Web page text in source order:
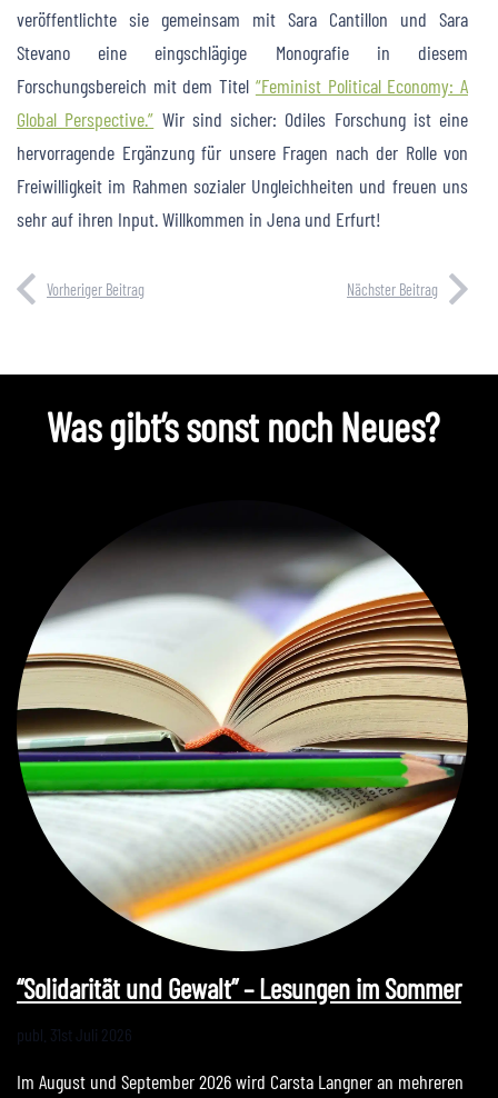
veröffentlichte sie gemeinsam mit Sara Cantillon und Sara
Stevano eine eingschlägige Monografie in diesem
Forschungsbereich mit dem Titel “Feminist Political Economy: A
Global Perspective.” Wir sind sicher: Odiles Forschung ist eine
hervorragende Ergänzung für unsere Fragen nach der Rolle von
Freiwilligkeit im Rahmen sozialer Ungleichheiten und freuen uns
sehr auf ihren Input. Willkommen in Jena und Erfurt!
Vorheriger Beitrag Nächster Beitrag
Was gibt’s sonst noch Neues?
“Solidarität und Gewalt” – Lesungen im Sommer
publ. 31st Juli 2026
Im August und September 2026 wird Carsta Langner an mehreren